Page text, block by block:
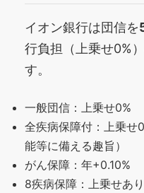
イオン銀行は団信を
行負担（上乗せ0%
す。
一般団信：上乗せ0%
全疾病保障付：上乗せ
能等に備える趣旨）
がん保障：年+0.10%
8疾病保障：上乗せあり